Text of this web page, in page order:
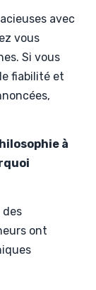
avec
vous
Si vous
fiabilité et
à
des
ont